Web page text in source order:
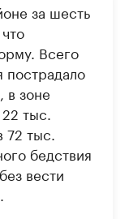
за шесть
Всего
пострадало
в зоне
тыс.
тыс.
бедствия
вести